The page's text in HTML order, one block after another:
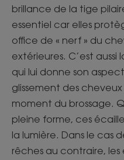
brillance de la tige
essentiel car elles
office de « nerf » du
extérieures. C’est
qui lui donne son
glissement des cheveux
moment du brossage.
pleine forme, ces
la lumière. Dans le cas
rêches au contraire,